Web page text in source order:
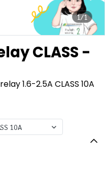
1/1
CLASS -
1.6-2.5A CLASS 10A
10A